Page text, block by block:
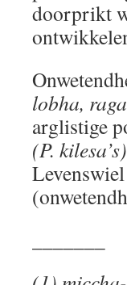
doorprikt
lobha,
arglistige
(P.